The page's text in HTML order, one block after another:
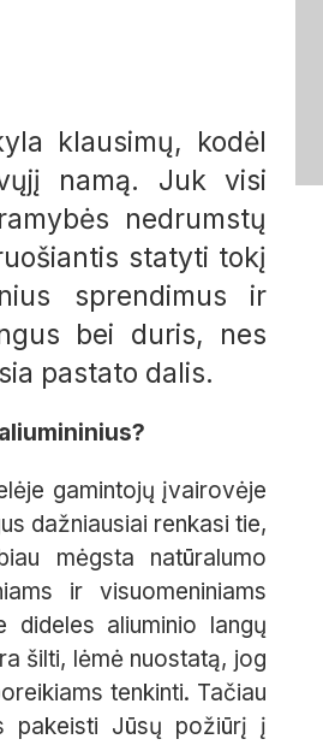
klausimų, kodėl
namą. Juk visi
nedrumstų
statyti tokį
sprendimus ir
bei duris, nes
pastato dalis.
gamintojų įvairovėje
dažniausiai renkasi tie,
mėgsta natūralumo
ir visuomeniniams
dideles aliuminio langų
šilti, lėmė nuostatą, jog
tenkinti. Tačiau
pakeisti Jūsų požiūrį į